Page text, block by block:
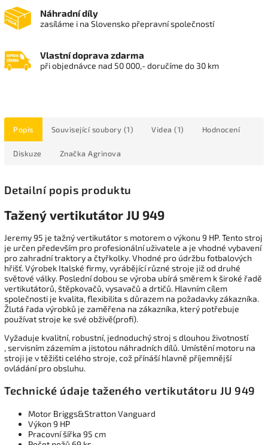
Náhradní díly
zasíláme i na Slovensko přepravní společností
Vlastní doprava zdarma
při objednávce nad 50 000,- doručíme do 30 km
Popis Související soubory (1) Videa (1) Hodnocení
Diskuze Značka Agrinova
Detailní popis produktu
Tažený vertikutátor JU 949
Jeremy 95 je tažný vertikutátor s motorem o výkonu 9 HP.Tento stroj
je určen především pro profesionální uživatele a je vhodné vybavení
pro zahradní traktory a čtyřkolky. Vhodné pro údržbu fotbalových
hřišť. Výrobek Italské firmy, vyrábějící různé stroje již od druhé
světové války. Poslední dobou se výroba ubírá směrem k široké řadě
vertikutátorů, štěpkovačů, vysavačů a drtičů. Hlavním cílem
společnosti je kvalita, flexibilita s důrazem na požadavky zákazníka.
Žlutá řada výrobků je zaměřena na zákazníka, který potřebuje
používat stroje ke své obživě(profi).
Vyžaduje kvalitní, robustní, jednoduchý stroj s dlouhou životností
, servisním zázemím a jistotou náhradních dílů. Umístění motoru na
stroji je v těžišti celého stroje, což přínáší hlavně příjemnější
ovládání pro obsluhu.
Technické údaje taženého vertikutátoru JU 949
Motor Briggs&Stratton Vanguard
Výkon 9 HP
Pracovní šířka 95 cm